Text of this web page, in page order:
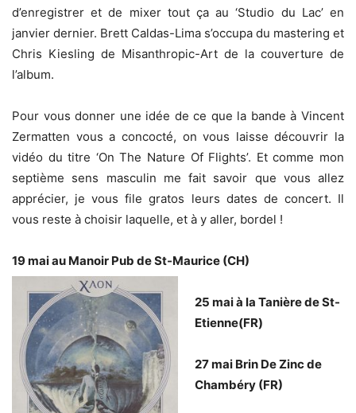
d’enregistrer et de mixer tout ça au ‘Studio du Lac’ en
janvier dernier. Brett Caldas-Lima s’occupa du mastering et
Chris Kiesling de Misanthropic-Art de la couverture de
l’album.
Pour vous donner une idée de ce que la bande à Vincent
Zermatten vous a concocté, on vous laisse découvrir la
vidéo du titre ‘On The Nature Of Flights’. Et comme mon
septième sens masculin me fait savoir que vous allez
apprécier, je vous file gratos leurs dates de concert. Il
vous reste à choisir laquelle, et à y aller, bordel !
19 mai au Manoir Pub de St-Maurice (CH)
25 mai à la Tanière de St-
Etienne(FR)
27 mai Brin De Zinc de
Chambéry (FR)